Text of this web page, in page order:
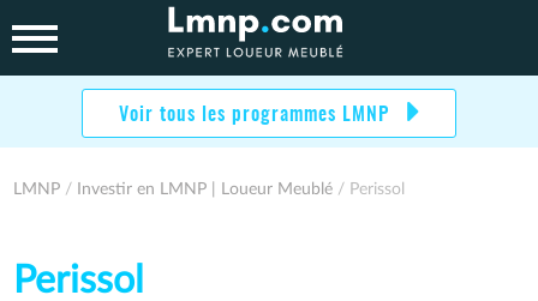
to
content
Voir tous les programmes LMNP
Perissol
LMNP / Investir en LMNP | Loueur Meublé / Perissol